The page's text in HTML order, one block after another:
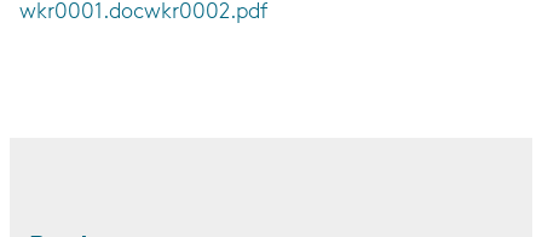
wkr0001.docwkr0002.pdf